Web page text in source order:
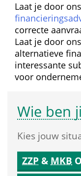
Laat je door
correcte
Laat je door
alternatieve
interessante
voor
Wie ben
Kies jouw
ZZP & MKB